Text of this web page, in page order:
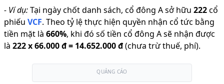
- Ví dụ:Tại ngày chốt danh sách, cổ đông A sở hữu 222cổ
phiếu VCF. Theo tỷ lệ thực hiện quyền nhận cổ tức bằng
tiền mặt là 660%, khi đó số tiền cổ đông A sẽ nhận được
là 222x66.000 đ= 14.652.000 đ(chưa trừ thuế, phí).
QUẢNG CÁO